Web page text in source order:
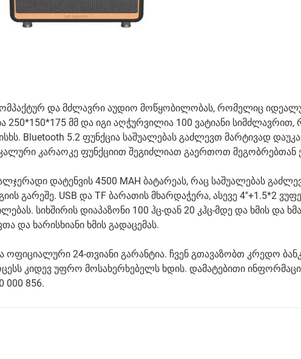
და მძლავრი აუდიო მოწყობილობას, რომელიც
250*150*175 მმ და იგი აღჭურვილია 100 ვატიანი სიმძლავრით,
Bluetooth 5.2 ფუნქცია საშუალებას გაძლევთ მარტივად
კარაოკე ფუნქციით შეგიძლიათ გაერთოთ
დატენვის 4500 MAH ბატარეას, რაც საშუალებას
გარეშე. USB და TF ბარათის მხარდაჭერა, ასევე 4''+1.5*2
სიხშირის დიაპაზონი 100 ჰც-დან 20 კჰც-მდე და ხმის და
და ხარისხიანი ხმის გადაცემას.
ოფიციალური 24-თვიანი გარანტია. ჩვენ გთავაზობთ კრედო
კიდევ უფრო მოსახერხებელს ხდის. დამატებითი
000 856.